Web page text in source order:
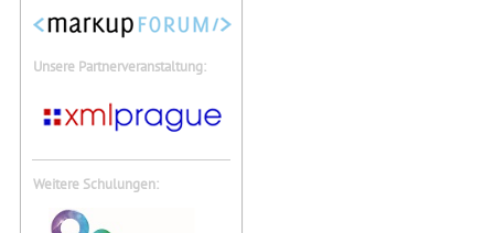
Unsere Partnerveranstaltung:
Weitere Schulungen: